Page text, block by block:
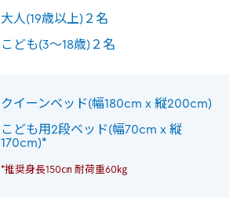
大人(19歳以上)２名
こども(3～18歳)２名
クイーンベッド(幅180cm x 縦200cm)
こども用2段ベッド(幅70cm x 縦
170cm)*
*推奨身長150㎝ 耐荷重60㎏